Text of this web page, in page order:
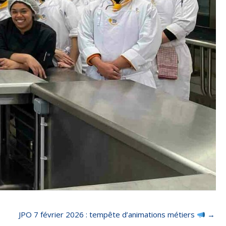
JPO 7 février 2026 : tempête d’animations métiers →